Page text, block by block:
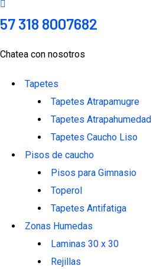
57 318 8007682
Chatea con nosotros
Tapetes
Tapetes Atrapamugre
Tapetes Atrapahumedad
Tapetes Caucho Liso
Pisos de caucho
Pisos para Gimnasio
Toperol
Tapetes Antifatiga
Zonas Humedas
Laminas 30 x 30
Rejillas